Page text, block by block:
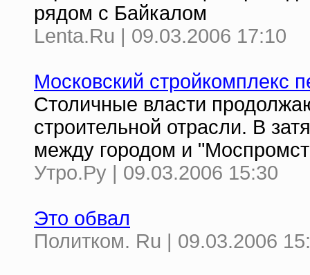
рядом с Байкалом
Lenta.Ru | 09.03.2006 17:10
Московский стройкомплекс
Столичные власти
строительной отрасли. В
между городом и
Утро.Ру | 09.03.2006 15:30
Это обвал
Политком. Ru | 09.03.2006